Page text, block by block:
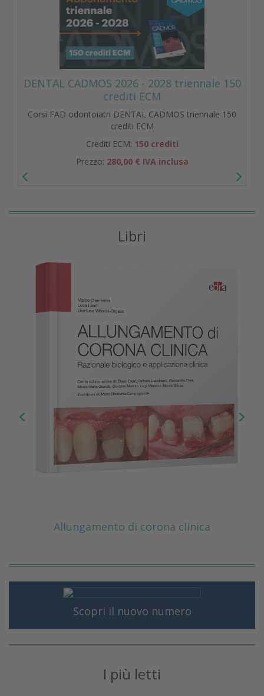
DENTAL CADMOS 2026 - 2028 triennale 150
crediti ECM
Corsi FAD odontoiatri DENTAL CADMOS triennale 150
crediti ECM
Crediti ECM: 150 crediti
Prezzo: 280,00 € IVA inclusa
Libri
Allungamento di corona clinica
Scopri il nuovo numero
I più letti